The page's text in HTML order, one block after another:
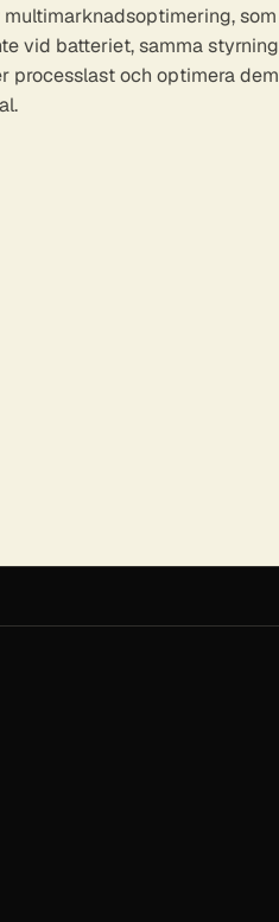
som
vid batteriet, samma styrning
processlast och optimera dem